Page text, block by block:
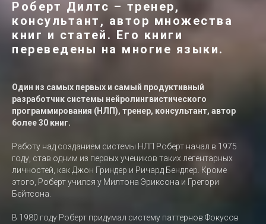
Роберт Дилтс – тренер,
консультант, автор множества
книг и статей. Его книги
переведены на многие языки.
Один из самых первых и самый продуктивный
разработчик системы нейролингвистического
программирования (НЛП), тренер, консультант, автор
более 30 книг.
Работу над созданием системы НЛП Роберт начал в 1975
году, став одним из первых учеников таких легентарных
личностей, как Джон Гриндер и Ричард Бендлер. Кроме
этого, Роберт учился у Милтона Эриксона и Грегори
Бейтсона.
В 1980 году Роберт придумал систему паттернов Фокусов